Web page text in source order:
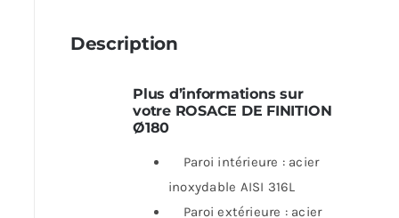
Description
Plus d’informations sur
votre ROSACE DE FINITION
Ø180
Paroi intérieure : acier
inoxydable AISI 316L
Paroi extérieure : acier